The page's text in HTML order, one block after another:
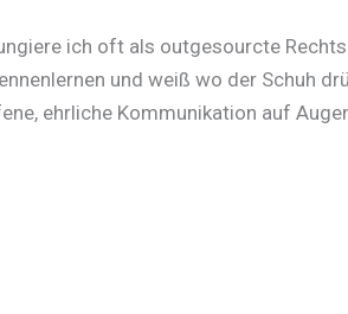
ich oft als outgesourcte
und weiß wo der Schuh
ehrliche Kommunikation auf